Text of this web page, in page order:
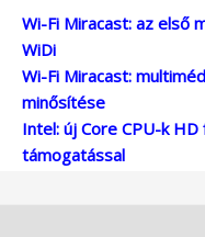
Wi-Fi Miracast: az első
WiDi
Wi-Fi Miracast:
minősítése
Intel: új Core CPU-k
támogatással